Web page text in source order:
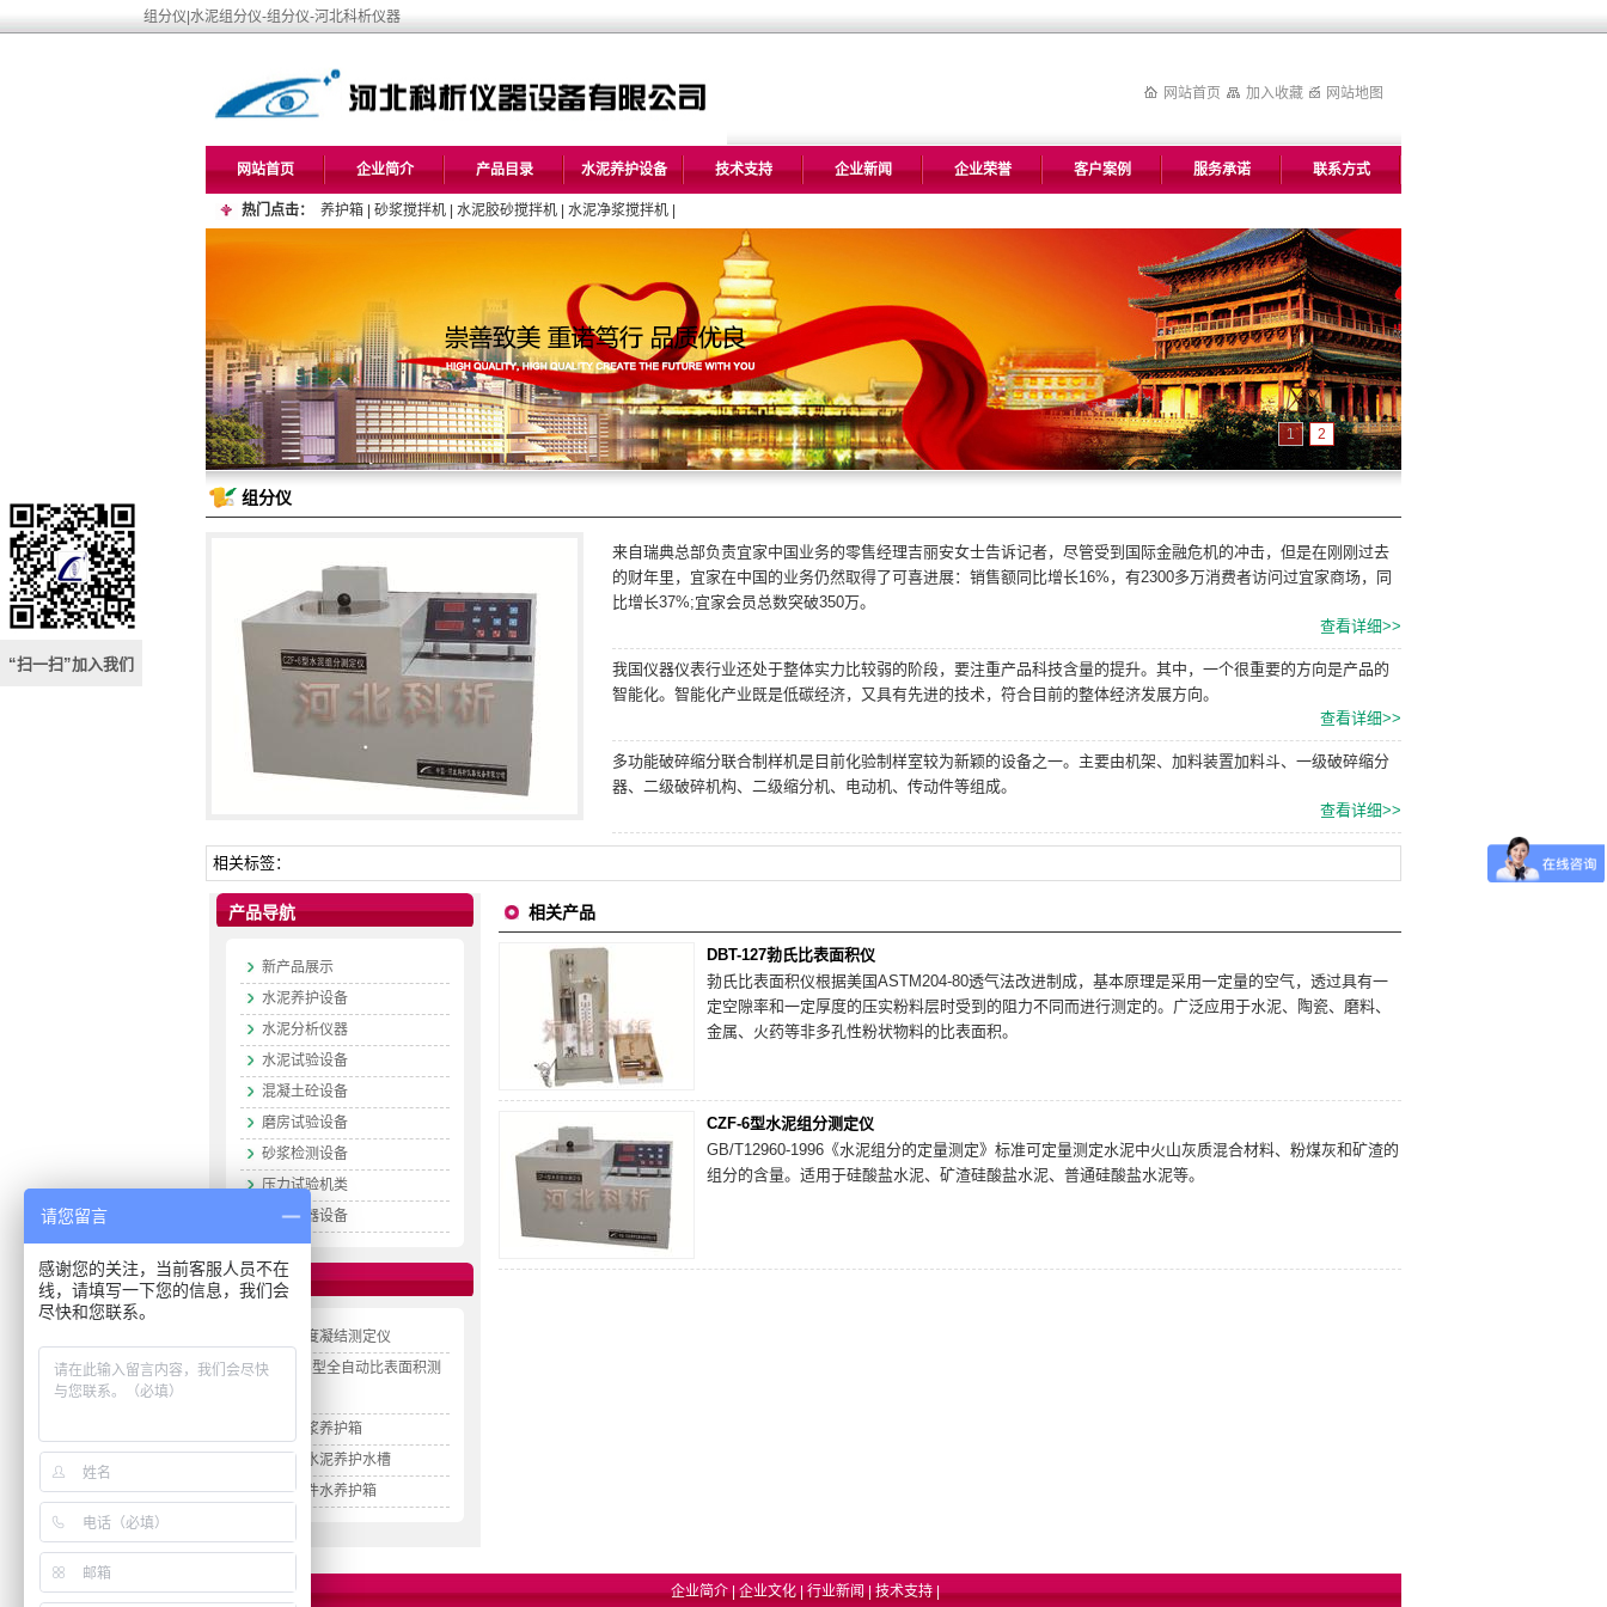
组分仪|水泥组分仪-组分仪-河北科析仪器
网站首页 加入收藏 网站地图
网站首页 企业简介 产品目录 水泥养护设备 技术支持 企业新闻 企业荣誉 客户案例 服务承诺 联系方式
热门点击： 养护箱 砂浆搅拌机 水泥胶砂搅拌机 水泥净浆搅拌机
1 2
组分仪
来自瑞典总部负责宜家中国业务的零售经理吉丽安女士告诉记者，尽管受到国际金融危机的冲击，但是在刚刚过去
的财年里，宜家在中国的业务仍然取得了可喜进展：销售额同比增长16%，有2300多万消费者访问过宜家商场，同
比增长37%;宜家会员总数突破350万。
查看详细>>
我国仪器仪表行业还处于整体实力比较弱的阶段，要注重产品科技含量的提升。其中，一个很重要的方向是产品的
智能化。智能化产业既是低碳经济，又具有先进的技术，符合目前的整体经济发展方向。
查看详细>>
多功能破碎缩分联合制样机是目前化验制样室较为新颖的设备之一。主要由机架、加料装置加料斗、一级破碎缩分
器、二级破碎机构、二级缩分机、电动机、传动件等组成。
查看详细>>
相关标签：
相关产品
DBT-127勃氏比表面积仪
勃氏比表面积仪根据美国ASTM204-80透气法改进制成，基本原理是采用一定量的空气，透过具有一
定空隙率和一定厚度的压实粉料层时受到的阻力不同而进行测定的。广泛应用于水泥、陶瓷、磨料、
金属、火药等非多孔性粉状物料的比表面积。
CZF-6型水泥组分测定仪
GB/T12960-1996《水泥组分的定量测定》标准可定量测定水泥中火山灰质混合材料、粉煤灰和矿渣的
组分的含量。适用于硅酸盐水泥、矿渣硅酸盐水泥、普通硅酸盐水泥等。
产品导航
新产品展示
水泥养护设备
水泥分析仪器
水泥试验设备
混凝土砼设备
磨房试验设备
砂浆检测设备
压力试验机类
配套仪器设备
相关链接
水泥稠度凝结测定仪
SZB—5型全自动比表面积测
水泥砂浆养护箱
不锈钢水泥养护水槽
水泥试件水养护箱
企业简介 | 企业文化 | 行业新闻 | 技术支持 |
“扫一扫”加入我们
请您留言
感谢您的关注，当前客服人员不在
线，请填写一下您的信息，我们会
尽快和您联系。